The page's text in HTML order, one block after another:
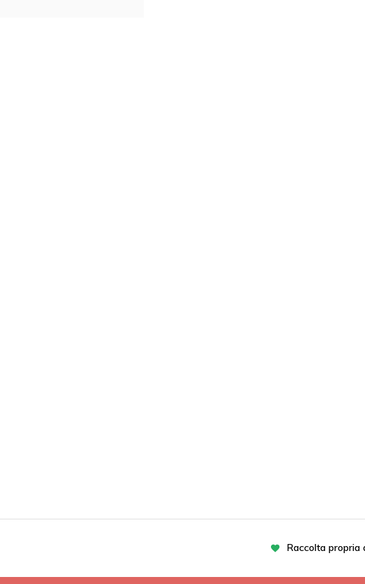
Raccolta propria